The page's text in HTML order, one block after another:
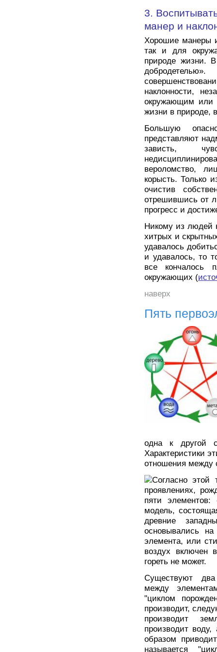
3.
манер и
Хорошие манеры
так и для
природе жизни.
наклонности,
окружающим или
жизни в природе,
Большую
представляют
зависть,
вероломство,
корысть. Только
очистив
отрешившись от
прогресс и
Никому из людей
хитрых и
удавалось
и удавалось, то
все кончалось
окружающих (
наверх
Пять
одна к другой
Характеристики
отношения между
Согласно этой
проявлениях,
пяти
модель,
древние
основывались
элемента, или
воздух включен
гореть не может.
Существуют
между
"циклом
производит,
производит
производит
образом
называется